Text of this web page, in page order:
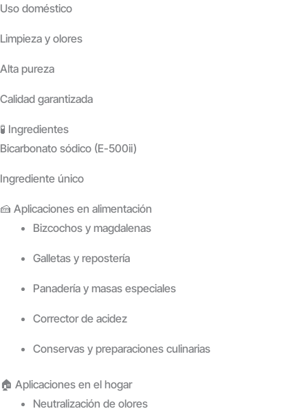
Uso doméstico
Limpieza y olores
Alta pureza
Calidad garantizada
🧪 Ingredientes
Bicarbonato sódico (E-500ii)
Ingrediente único
🍰 Aplicaciones en alimentación
Bizcochos y magdalenas
Galletas y repostería
Panadería y masas especiales
Corrector de acidez
Conservas y preparaciones culinarias
🏠 Aplicaciones en el hogar
Neutralización de olores